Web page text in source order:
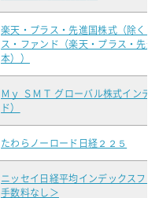
楽天・プラス・先進国株式（除く日
ス・ファンド（楽天・プラス・先
本））
Ｍｙ ＳＭＴ グローバル株式インデ
ド）
たわらノーロード日経２２５
ニッセイ日経平均インデックスフ
手数料なし＞